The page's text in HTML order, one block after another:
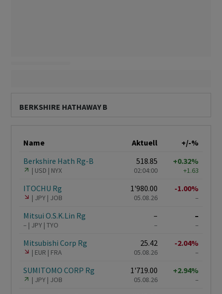
BERKSHIRE HATHAWAY B
Name Aktuell
+/-%
Berkshire Hath Rg-B
USD NYX
518.85
02:04:00
+0.32%
+1.63
ITOCHU Rg
JPY JOB
1'980.00
05.08.26
-1.00%
–
Mitsui O.S.K.Lin Rg
– JPY TYO
–
–
–
–
Mitsubishi Corp Rg
EUR FRA
25.42
05.08.26
-2.04%
–
SUMITOMO CORP Rg
JPY JOB
1'719.00
05.08.26
+2.94%
–